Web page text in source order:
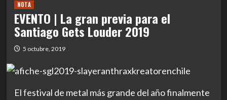
NOTA
EVENTO | La gran previa para el
Santiago Gets Louder 2019
5 octubre, 2019
El festival de metal más grande del año finalmente